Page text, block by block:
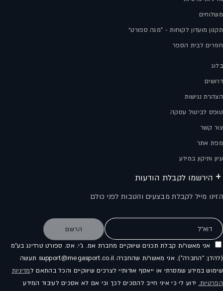
משלוחים
תקנון מועדון לקוחות - "מגה ספורט״
חוזרים לבית הספר
בלוג
דרושים
הצהרת נגישות
טופס לביטול עסקה
צור קשר
מפת אתר
עיון ותיקון במידע
הירשמו לקבלת הודעות
הזינו מייל לקבלת מבצעים והטבות לפני כולם
דוא"ל הרשם
אני מאשר/ת קבלת תכנים שיווקיים מחברת אמ. ג'י. אס. ספורט טרדינג בע"מ
(להלן: "החברה"). אני מאשר/ת שהחברה support@megasport.co.il תעשה
שימוש במידע שמסרתי או ייאסף אודותיי לצרכים שיווקיים והכל בהתאם למדיניות
הפרטיות. ידוע לי כי איני חייב להסכים לכך וכי אם לא אסכים לעיבוד המידע